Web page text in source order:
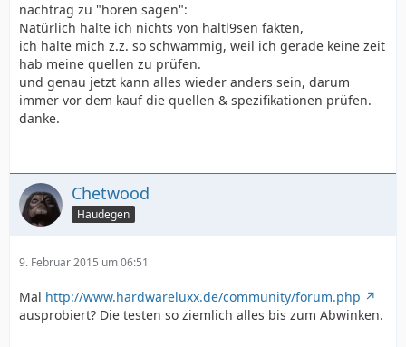
nachtrag zu "hören sagen":
Natürlich halte ich nichts von haltl9sen fakten,
ich halte mich z.z. so schwammig, weil ich gerade keine zeit
hab meine quellen zu prüfen.
und genau jetzt kann alles wieder anders sein, darum
immer vor dem kauf die quellen & spezifikationen prüfen.
danke.
Chetwood
Haudegen
9. Februar 2015 um 06:51
Mal http://www.hardwareluxx.de/community/forum.php
ausprobiert? Die testen so ziemlich alles bis zum Abwinken.